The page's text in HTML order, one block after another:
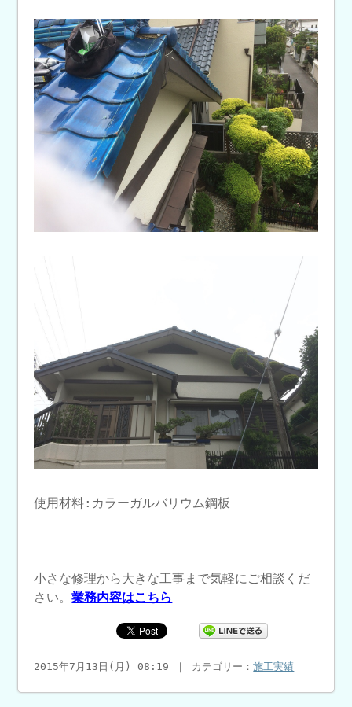
使用材料:カラーガルバリウム鋼板
小さな修理から大きな工事まで気軽にご相談くだ
さい。業務内容はこちら
2015年7月13日(月) 08:19 ｜ カテゴリー：施工実績